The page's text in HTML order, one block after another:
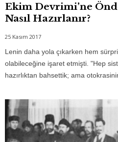
Ekim Devrimi’ne
Nasıl Hazırlanır?
25 Kasım 2017
Lenin daha yola çıkarken hem
olabileceğine işaret etmişti. "Hep
hazırlıktan bahsettik; ama